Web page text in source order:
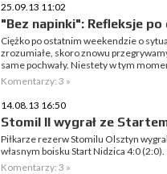
25.09.13 11:02
"Bez napinki": Refleksje
Ciężko po ostatnim weekendzie o
zrozumiałe, skoro znowu
same pochwały. Niestety w tym
Komentarzy: 3 »
14.08.13 16:50
Stomil II wygrał ze
Piłkarze rezerw Stomilu Olsztyn
własnym boisku Start Nidzica 4:0 (2:0).
Komentarzy: 3 »